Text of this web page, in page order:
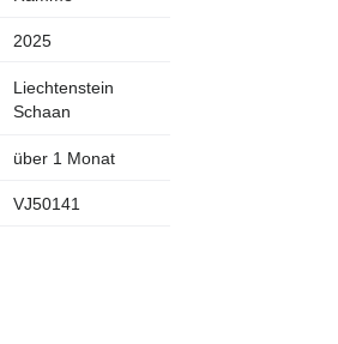
2025
Liechtenstein
Schaan
über 1 Monat
VJ50141